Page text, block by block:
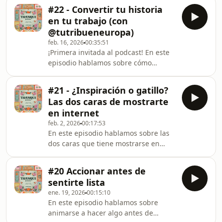
cómo ese giro se convirtió en un salto
cuántico en mi carr
personalidad.Te cuento por qué soy
de las que anida en todos lados y
cómo esa misma necesidad de
sentirme reflejada en los espacios
que habito se trasladó a mi presencia
en internet. Hablamos del concepto
de extended self, de la diferencia
entre curar con alma y curar para im
#22 - Convertir tu historia
en tu trabajo (con
@tutribueneuropa)
feb. 16, 202600:35:51
¡Primera invitada al podcast! En este
episodio hablamos sobre cómo
Vindas es costarricense, vive en
Berlín, y creó Tu Tribu en Europa, un
espacio donde acompaña a mujeres
latinas que quieren mudarse y
trabajar en Europa, combinando
estrategia laboral, planificación legal
y mindset.Charlamos sobre cómo
nació su propuesta des
#21 - ¿Inspiración o gatillo?
Las dos caras de mostrarte
en internet
feb. 2, 202600:17:53
En este episodio hablamos sobre las
dos caras que tiene mostrarse en
puede despertar admiración en unas
personas y molestia en otras, y
ninguna de esas reacciones es tu
responsabilidad.Te cuento
experiencias propias y ajenas sobre lo
#20 Accionar antes de
sentirte lista
ene. 19, 202600:15:10
En este episodio hablamos sobre
animarse a hacer algo antes de